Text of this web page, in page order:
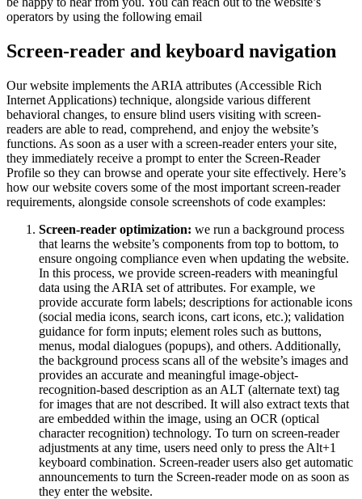
operators by using the following email
Screen-reader and keyboard navigation
Our website implements the ARIA attributes (Accessible Rich
Internet Applications) technique, alongside various different
behavioral changes, to ensure blind users visiting with screen-
readers are able to read, comprehend, and enjoy the website’s
functions. As soon as a user with a screen-reader enters your site,
they immediately receive a prompt to enter the Screen-Reader
Profile so they can browse and operate your site effectively. Here’s
how our website covers some of the most important screen-reader
requirements, alongside console screenshots of code examples:
Screen-reader optimization: we run a background process
that learns the website’s components from top to bottom, to
ensure ongoing compliance even when updating the website.
In this process, we provide screen-readers with meaningful
data using the ARIA set of attributes. For example, we
provide accurate form labels; descriptions for actionable icons
(social media icons, search icons, cart icons, etc.); validation
guidance for form inputs; element roles such as buttons,
menus, modal dialogues (popups), and others. Additionally,
the background process scans all of the website’s images and
provides an accurate and meaningful image-object-
recognition-based description as an ALT (alternate text) tag
for images that are not described. It will also extract texts that
are embedded within the image, using an OCR (optical
character recognition) technology. To turn on screen-reader
adjustments at any time, users need only to press the Alt+1
keyboard combination. Screen-reader users also get automatic
announcements to turn the Screen-reader mode on as soon as
they enter the website.